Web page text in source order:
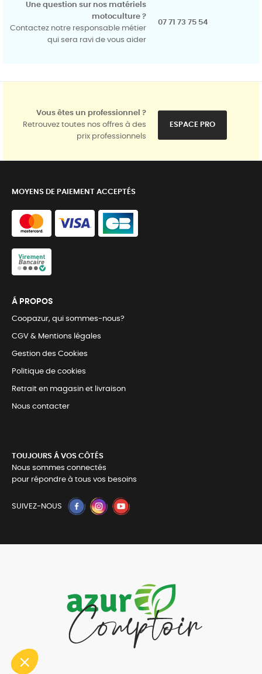
Une question sur nos matériels
motoculture ?
Contactez notre responsable métier
qui sera ravi de vous aider
07 71 73 75 54
Vous êtes un professionnel ?
Retrouvez toutes nos offres à des
prix professionnels
ESPACE PRO
MOYENS DE PAIEMENT ACCEPTÉS
Á PROPOS
Coopazur, qui sommes-nous?
CGV & Mentions légales
Gestion des Cookies
Politique de cookies
Retrait en magasin et livraison
Nous contacter
TOUJOURS Á VOS CÔTÉS
Nous sommes connectés
pour répondre à tous vos besoins
SUIVEZ-NOUS